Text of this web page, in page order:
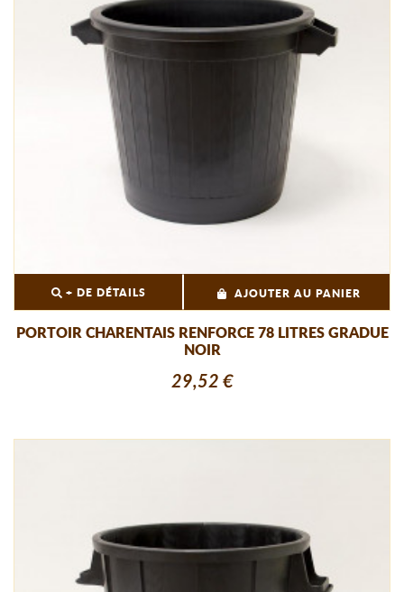
+ DE DÉTAILS AJOUTER AU PANIER
PORTOIR CHARENTAIS RENFORCE 78 LITRES GRADUE
NOIR
29,52 €